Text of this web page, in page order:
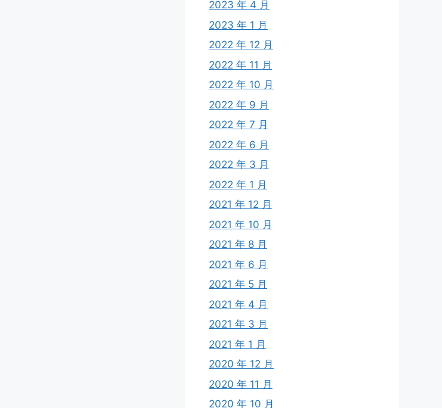
2023 年 4 月
2023 年 1 月
2022 年 12 月
2022 年 11 月
2022 年 10 月
2022 年 9 月
2022 年 7 月
2022 年 6 月
2022 年 3 月
2022 年 1 月
2021 年 12 月
2021 年 10 月
2021 年 8 月
2021 年 6 月
2021 年 5 月
2021 年 4 月
2021 年 3 月
2021 年 1 月
2020 年 12 月
2020 年 11 月
2020 年 10 月